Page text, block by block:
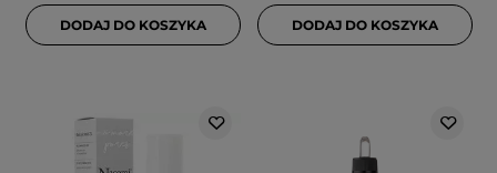
DODAJ DO KOSZYKA DODAJ DO KOSZYKA